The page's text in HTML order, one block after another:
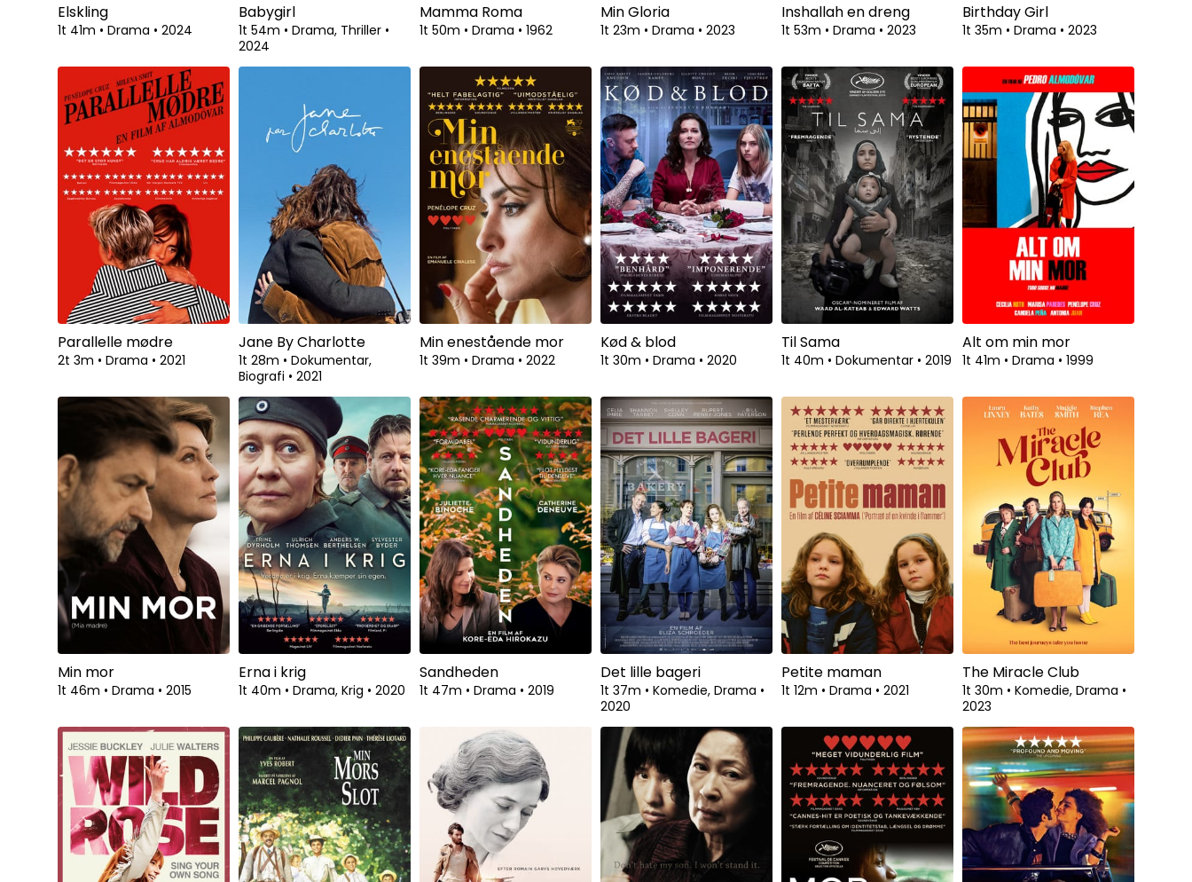
Elskling
1t 41m • Drama • 2024
Babygirl
1t 54m • Drama, Thriller •
2024
Mamma Roma
1t 50m • Drama • 1962
Min Gloria
1t 23m • Drama • 2023
Inshallah en dreng
1t 53m • Drama • 2023
Birthday Girl
1t 35m • Drama • 2023
Parallelle mødre
2t 3m • Drama • 2021
Jane By Charlotte
1t 28m • Dokumentar,
Biografi • 2021
Min enestående mor
1t 39m • Drama • 2022
Kød & blod
1t 30m • Drama • 2020
Til Sama
1t 40m • Dokumentar • 2019
Alt om min mor
1t 41m • Drama • 1999
Min mor
1t 46m • Drama • 2015
Erna i krig
1t 40m • Drama, Krig • 2020
Sandheden
1t 47m • Drama • 2019
Det lille bageri
1t 37m • Komedie, Drama •
2020
Petite maman
1t 12m • Drama • 2021
The Miracle Club
1t 30m • Komedie, Drama •
2023